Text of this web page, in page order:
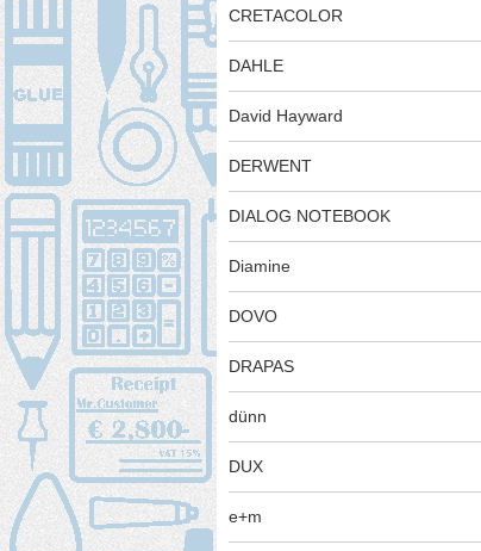
CRETACOLOR
DAHLE
David Hayward
DERWENT
DIALOG NOTEBOOK
Diamine
DOVO
DRAPAS
dünn
DUX
e+m